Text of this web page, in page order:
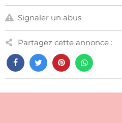
Signaler un abus
Partagez cette annonce :